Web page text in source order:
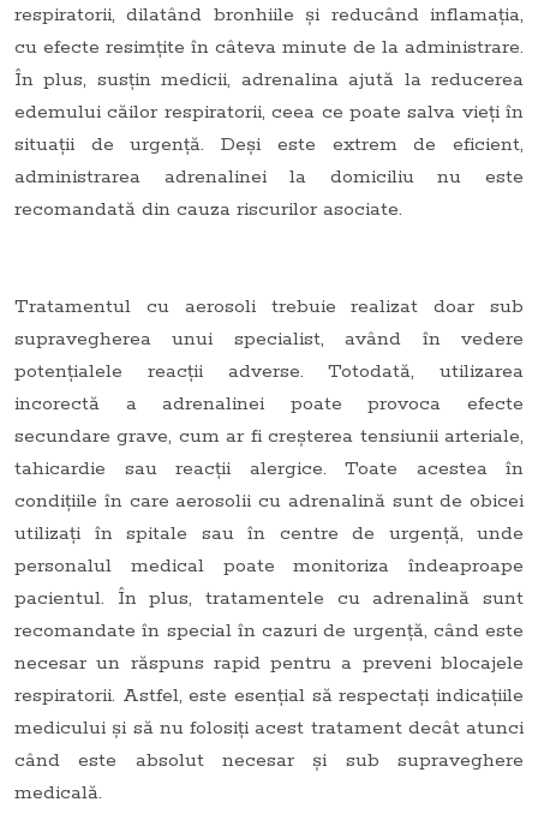
respiratorii, dilatând bronhiile și reducând inflamația,
cu efecte resimțite în câteva minute de la administrare.
În plus, susțin medicii, adrenalina ajută la reducerea
edemului căilor respiratorii, ceea ce poate salva vieți în
situații de urgență. Deși este extrem de eficient,
administrarea adrenalinei la domiciliu nu este
recomandată din cauza riscurilor asociate.
Tratamentul cu aerosoli trebuie realizat doar sub
supravegherea unui specialist, având în vedere
potențialele reacții adverse. Totodată, utilizarea
incorectă a adrenalinei poate provoca efecte
secundare grave, cum ar fi creșterea tensiunii arteriale,
tahicardie sau reacții alergice. Toate acestea în
condițiile în care aerosolii cu adrenalină sunt de obicei
utilizați în spitale sau în centre de urgență, unde
personalul medical poate monitoriza îndeaproape
pacientul. În plus, tratamentele cu adrenalină sunt
recomandate în special în cazuri de urgență, când este
necesar un răspuns rapid pentru a preveni blocajele
respiratorii. Astfel, este esențial să respectați indicațiile
medicului și să nu folosiți acest tratament decât atunci
când este absolut necesar și sub supraveghere
medicală.